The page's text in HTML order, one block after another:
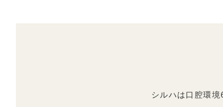
シルハは口腔環